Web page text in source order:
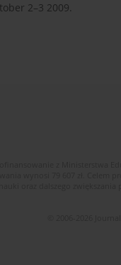
2–3 2009.